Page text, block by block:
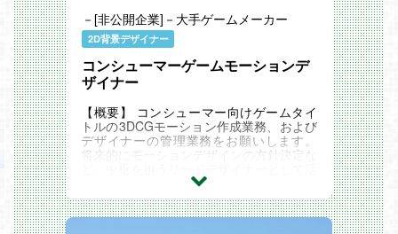
－[非公開企業]－大手ゲームメーカー
2D背景デザイナー
コンシューマーゲームモーションデ
ザイナー
【概要】 コンシューマー向けゲームタイ
トルの3DCGモーション作成業務、および
デザイナーの管理業務をお願いします。
将来的にモーションデザインの方針決定な
躍できる人材を求めております。 入社
後、最初に携...